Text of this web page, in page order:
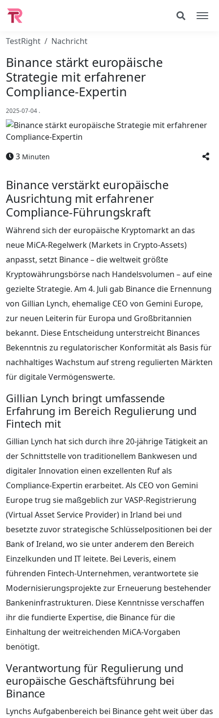
TestRight Nachricht
Binance stärkt europäische
Strategie mit erfahrener
Compliance-Expertin
2025-07-04 .
3 Minuten
Binance verstärkt europäische
Ausrichtung mit erfahrener
Compliance-Führungskraft
Während sich der europäische Kryptomarkt an das
neue MiCA-Regelwerk (Markets in Crypto-Assets)
anpasst, setzt Binance – die weltweit größte
Kryptowährungsbörse nach Handelsvolumen – auf eine
gezielte Strategie. Am 4. Juli gab Binance die Ernennung
von Gillian Lynch, ehemalige CEO von Gemini Europe,
zur neuen Leiterin für Europa und Großbritannien
bekannt. Diese Entscheidung unterstreicht Binances
Bekenntnis zu regulatorischer Konformität als Basis für
nachhaltiges Wachstum auf streng regulierten Märkten
für digitale Vermögenswerte.
Gillian Lynch bringt umfassende
Erfahrung im Bereich Regulierung und
Fintech mit
Gillian Lynch hat sich durch ihre 20-jährige Tätigkeit an
der Schnittstelle von traditionellem Bankwesen und
digitaler Innovation einen exzellenten Ruf als
Compliance-Expertin erarbeitet. Als CEO von Gemini
Europe trug sie maßgeblich zur VASP-Registrierung
(Virtual Asset Service Provider) in Irland bei und
besetzte zuvor strategische Schlüsselpositionen bei der
Bank of Ireland, wo sie unter anderem den Bereich
Einzelkunden und IT leitete. Bei Leveris, einem
führenden Fintech-Unternehmen, verantwortete sie
Modernisierungsprojekte zur Erneuerung bestehender
Bankeninfrastrukturen. Diese Kenntnisse verschaffen
ihr die fundierte Expertise, die Binance für die
Einhaltung der weitreichenden MiCA-Vorgaben
benötigt.
Verantwortung für Regulierung und
europäische Geschäftsführung bei
Binance
Lynchs Aufgabenbereich bei Binance geht weit über das